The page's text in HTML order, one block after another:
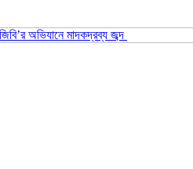
অভিযানে মাদকদ্রব্য জব্দ